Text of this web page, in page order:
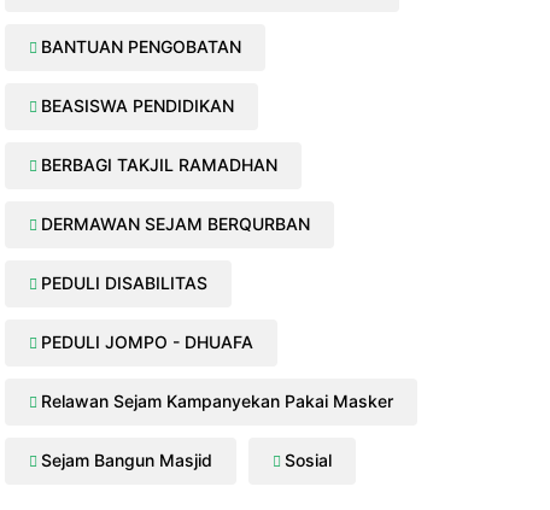
BANTUAN PENGOBATAN
BEASISWA PENDIDIKAN
BERBAGI TAKJIL RAMADHAN
DERMAWAN SEJAM BERQURBAN
PEDULI DISABILITAS
PEDULI JOMPO - DHUAFA
Relawan Sejam Kampanyekan Pakai Masker
Sejam Bangun Masjid Sosial